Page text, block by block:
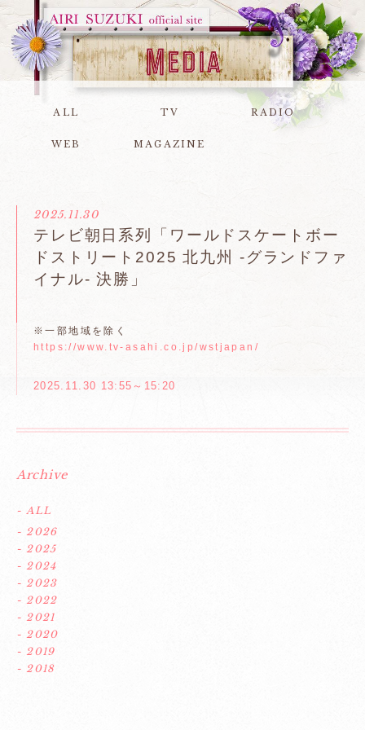
ALL TV RADIO
WEB MAGAZINE
2025.11.30
テレビ朝日系列「ワールドスケートボー
ドストリート2025 北九州 -グランドファ
イナル- 決勝」
※一部地域を除く
https://www.tv-asahi.co.jp/wstjapan/
2025.11.30 13:55～15:20
Archive
- ALL
- 2026
- 2025
- 2024
- 2023
- 2022
- 2021
- 2020
- 2019
- 2018